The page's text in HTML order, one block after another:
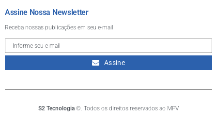
Assine Nossa Newsletter
Receba nossas publicações em seu e-mail
Assine
S2 Tecnologia ©. Todos os direitos reservados ao MPV